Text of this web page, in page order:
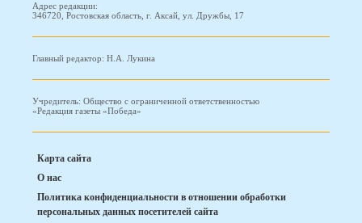
Адрес редакции:
346720, Ростовская область, г. Аксай, ул. Дружбы, 17
Главный редактор: Н.А. Лукина
Учредитель: Общество с ограниченной ответственностью
«Редакция газеты «Победа»
Карта сайта
О нас
Политика конфиденциальности в отношении обработки
персональных данных посетителей сайта